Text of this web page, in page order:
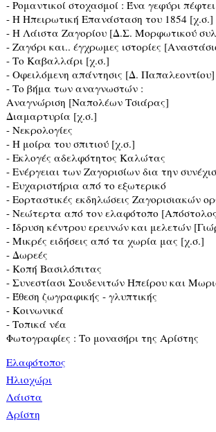
- Ρομαντικοί στοχασμοί : Ένα γεφύρι
- Η Ηπειρωτική Επανάσταση του 1854 [χ.σ.]
- Η Λάιστα Ζαγορίου [Δ.Σ. Μορφωτικού
- Ζαγόρι και.. έγχρωμες ιστορίες
- Το Καβαλλάρι [χ.σ.]
- Οφειλόμενη απάντησις [Δ. Παπαλεοντίου]
- Το βήμα των αναγνωστών :
Αναγνώριση [Ναπολέων Τσιάρας]
Διαμαρτυρία [χ.σ.]
- Νεκρολογίες
- Η μοίρα του σπιτιού [χ.σ.]
- Εκλογές αδελφότητος Καλώτας
- Ενέργειαι των Ζαγορισίων δια την
- Ευχαριστήρια από το εξωτερικό
- Εορταστικές εκδηλώσεις Ζαγορισιακών
- Νεώτερτα από τον ελαφότοπο
- Ίδρυση κέντρου ερευνών και μελετών
- Μικρές ειδήσεις από τα χωρία μας [χ.σ.]
- Δωρεές
- Κοπή Βασιλόπιτας
- Συνεστίασι Σουδενιτών Ηπείρου και
- Έθεση ζωγραφικής - γλυπτικής
- Κοινωνικά
- Τοπικά νέα
Φωτογραφίες : Το μονασήρι της Αρίστης
Ελαφότοπος
Ηλιοχώρι
Λάιστα
Αρίστη